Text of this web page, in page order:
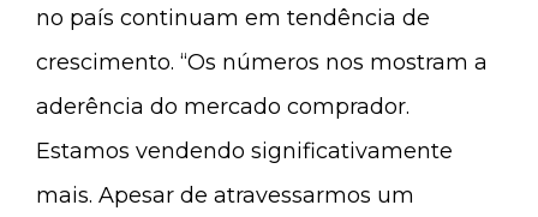
no país continuam em tendência de
crescimento. “Os números nos mostram a
aderência do mercado comprador.
Estamos vendendo significativamente
mais. Apesar de atravessarmos um